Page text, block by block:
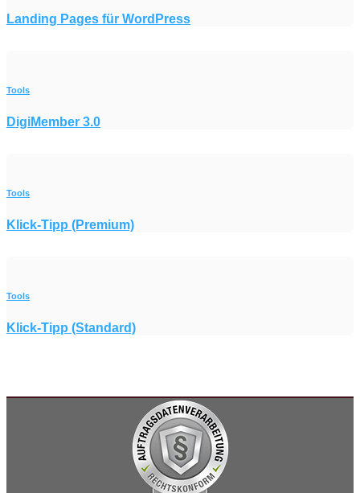
Landing Pages für WordPress
Tools
DigiMember 3.0
Tools
Klick-Tipp (Premium)
Tools
Klick-Tipp (Standard)